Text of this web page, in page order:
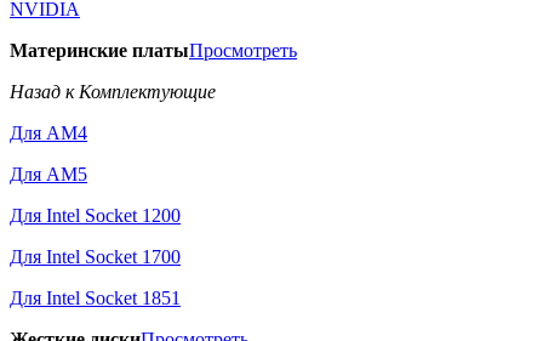
NVIDIA
Материнские платыПросмотреть
Назад к Комплектующие
Для AM4
Для AM5
Для Intel Socket 1200
Для Intel Socket 1700
Для Intel Socket 1851